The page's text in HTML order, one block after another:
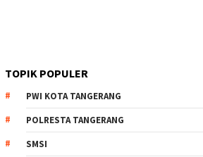
TOPIK POPULER
PWI KOTA TANGERANG
POLRESTA TANGERANG
SMSI